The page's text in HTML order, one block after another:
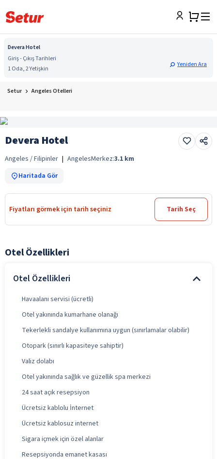
Devera Hotel
Giriş - Çıkış Tarihleri
1 Oda, 2 Yetişkin
Yeniden Ara
Setur Angeles Otelleri
Devera Hotel
Angeles / Filipinler | AngelesMerkez:3.1 km
Haritada Gör
Fiyatları görmek için tarih seçiniz Tarih Seç
Otel Özellikleri
Otel Özellikleri
Havaalanı servisi (ücretli)
Otel yakınında kumarhane olanağı
Tekerlekli sandalye kullanımına uygun (sınırlamalar olabilir)
Otopark (sınırlı kapasiteye sahiptir)
Valiz dolabı
Otel yakınında sağlık ve güzellik spa merkezi
24 saat açık resepsiyon
Ücretsiz kablolu İnternet
Ücretsiz kablosuz internet
Sigara içmek için özel alanlar
Resepsiyonda emanet kasası